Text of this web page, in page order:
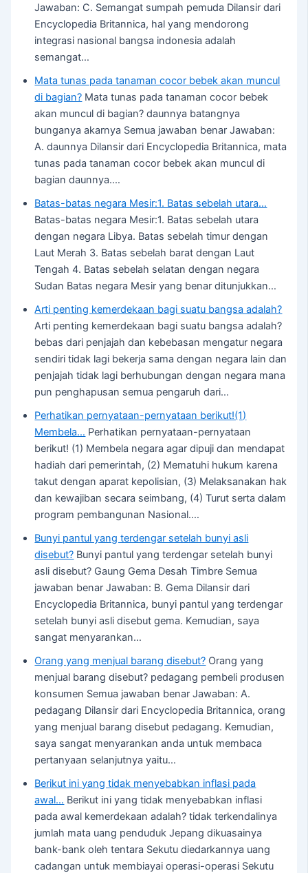
Jawaban: C. Semangat sumpah pemuda Dilansir dari
Encyclopedia Britannica, hal yang mendorong
integrasi nasional bangsa indonesia adalah
semangat…
Mata tunas pada tanaman cocor bebek akan muncul
di bagian? Mata tunas pada tanaman cocor bebek
akan muncul di bagian? daunnya batangnya
bunganya akarnya Semua jawaban benar Jawaban:
A. daunnya Dilansir dari Encyclopedia Britannica, mata
tunas pada tanaman cocor bebek akan muncul di
bagian daunnya.…
Batas-batas negara Mesir:1. Batas sebelah utara…
Batas-batas negara Mesir:1. Batas sebelah utara
dengan negara Libya. Batas sebelah timur dengan
Laut Merah 3. Batas sebelah barat dengan Laut
Tengah 4. Batas sebelah selatan dengan negara
Sudan Batas negara Mesir yang benar ditunjukkan…
Arti penting kemerdekaan bagi suatu bangsa adalah?
Arti penting kemerdekaan bagi suatu bangsa adalah?
bebas dari penjajah dan kebebasan mengatur negara
sendiri tidak lagi bekerja sama dengan negara lain dan
penjajah tidak lagi berhubungan dengan negara mana
pun penghapusan semua pengaruh dari…
Perhatikan pernyataan-pernyataan berikut!(1)
Membela… Perhatikan pernyataan-pernyataan
berikut! (1) Membela negara agar dipuji dan mendapat
hadiah dari pemerintah, (2) Mematuhi hukum karena
takut dengan aparat kepolisian, (3) Melaksanakan hak
dan kewajiban secara seimbang, (4) Turut serta dalam
program pembangunan Nasional.…
Bunyi pantul yang terdengar setelah bunyi asli
disebut? Bunyi pantul yang terdengar setelah bunyi
asli disebut? Gaung Gema Desah Timbre Semua
jawaban benar Jawaban: B. Gema Dilansir dari
Encyclopedia Britannica, bunyi pantul yang terdengar
setelah bunyi asli disebut gema. Kemudian, saya
sangat menyarankan…
Orang yang menjual barang disebut? Orang yang
menjual barang disebut? pedagang pembeli produsen
konsumen Semua jawaban benar Jawaban: A.
pedagang Dilansir dari Encyclopedia Britannica, orang
yang menjual barang disebut pedagang. Kemudian,
saya sangat menyarankan anda untuk membaca
pertanyaan selanjutnya yaitu…
Berikut ini yang tidak menyebabkan inflasi pada
awal… Berikut ini yang tidak menyebabkan inflasi
pada awal kemerdekaan adalah? tidak terkendalinya
jumlah mata uang penduduk Jepang dikuasainya
bank-bank oleh tentara Sekutu diedarkannya uang
cadangan untuk membiayai operasi-operasi Sekutu